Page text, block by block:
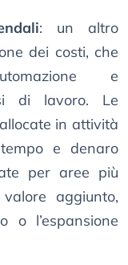
: un altro
dei costi, che
e
di lavoro. Le
in attività
e denaro
per aree più
aggiunto,
o l’espansione